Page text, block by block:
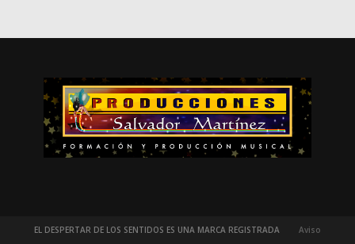
EL DESPERTAR DE LOS SENTIDOS ES UNA MARCA REGISTRADA Aviso